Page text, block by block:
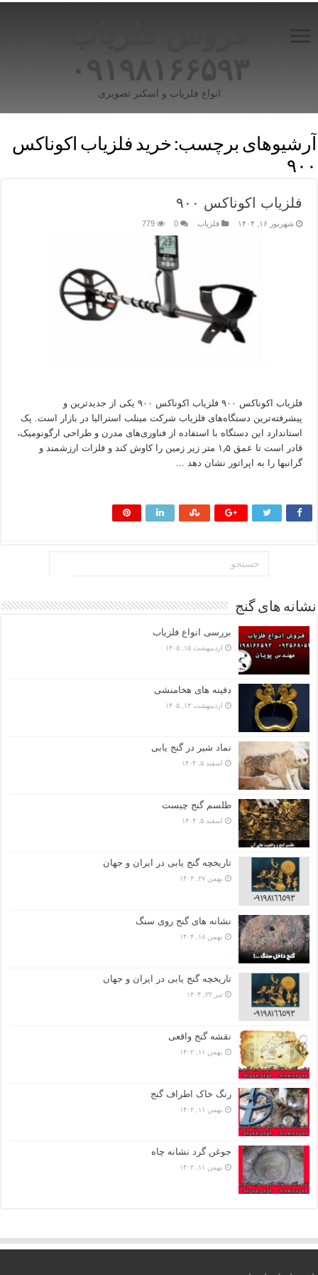
۰۹۱۹۸۱۶۶۵۹۳
انواع فلزیاب و اسکنر تصویری
آرشیوهای برچسب: خرید فلزیاب اکوناکس
۹۰۰
فلزیاب اکوناکس ۹۰۰
شهریور ۱۶, ۱۴۰۴ فلزیاب 0
779
فلزیاب اکوناکس ۹۰۰ فلزیاب اکوناکس ۹۰۰ یکی از جدیدترین و
پیشرفته‌ترین دستگاه‌های فلزیاب شرکت مینلب استرالیا در بازار است. پک
استاندارد این دستگاه با استفاده از فناوری‌های مدرن و طراحی ارگونومیک،
قادر است تا عمق ۱٫۵ متر زیر زمین را کاوش کند و فلزات ارزشمند و
گرانبها را به اپراتور نشان دهد …
نشانه های گنج
بررسی انواع فلزیاب
اردیبهشت ۱۵, ۱۴۰۵
دفینه های هخامنشی
اردیبهشت ۱۳, ۱۴۰۵
نماد شیر در گنج یابی
اسفند ۵, ۱۴۰۴
طلسم گنج چیست
اسفند ۵, ۱۴۰۴
تاریخچه گنج‌ یابی در ایران و جهان
بهمن ۲۷, ۱۴۰۴
نشانه های گنج روی سنگ
بهمن ۱۸, ۱۴۰۴
تاریخچه گنج‌ یابی در ایران و جهان
تیر ۲۲, ۱۴۰۴
نقشه گنج واقعی
بهمن ۱۱, ۱۴۰۲
رنگ خاک اطراف گنج
بهمن ۱۱, ۱۴۰۲
جوغن گرد نشانه چاه
بهمن ۱۱, ۱۴۰۲